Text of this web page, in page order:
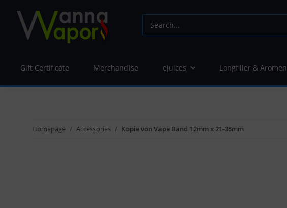
Gift Certificate Merchandise eJuices Longfiller & Aromen
Homepage Accessories Kopie von Vape Band 12mm x 21-35mm